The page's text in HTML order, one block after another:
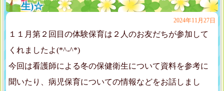
生)☆
2024年11月27日
１１月第２回目の体験保育は２人のお友だちが参加して
くれましたよ(*^-^*)
今回は看護師による冬の保健衛生について資料を参考に
聞いたり、病児保育についての情報などをお話しまし